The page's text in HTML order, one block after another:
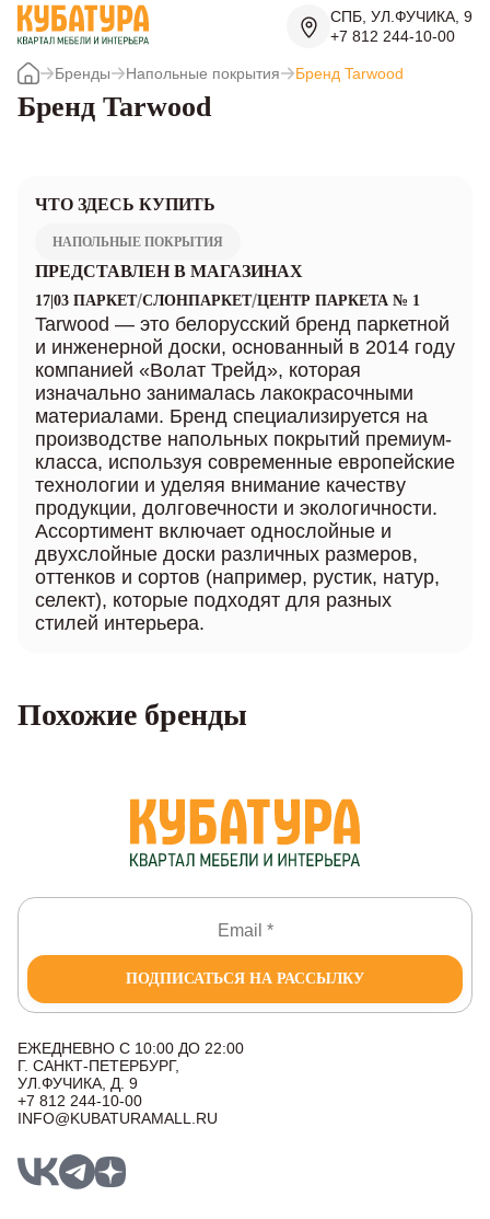
СПБ, УЛ.ФУЧИКА, 9
+7 812 244-10-00
Бренды Напольные покрытия Бренд Tarwood
Бренд Tarwood
ЧТО ЗДЕСЬ КУПИТЬ
НАПОЛЬНЫЕ ПОКРЫТИЯ
ПРЕДСТАВЛЕН В МАГАЗИНАХ
17|03 ПАРКЕТ/СЛОНПАРКЕТ/ЦЕНТР ПАРКЕТА № 1
Tarwood — это белорусский бренд паркетной
и инженерной доски, основанный в 2014 году
компанией «Волат Трейд», которая
изначально занималась лакокрасочными
материалами. Бренд специализируется на
производстве напольных покрытий премиум-
класса, используя современные европейские
технологии и уделяя внимание качеству
продукции, долговечности и экологичности.
Ассортимент включает однослойные и
двухслойные доски различных размеров,
оттенков и сортов (например, рустик, натур,
селект), которые подходят для разных
стилей интерьера.
Похожие бренды
ПОДПИСАТЬСЯ НА РАССЫЛКУ
ЕЖЕДНЕВНО С 10:00 ДО 22:00
Г. САНКТ-ПЕТЕРБУРГ,
УЛ.ФУЧИКА, Д. 9
+7 812 244-10-00
INFO@KUBATURAMALL.RU